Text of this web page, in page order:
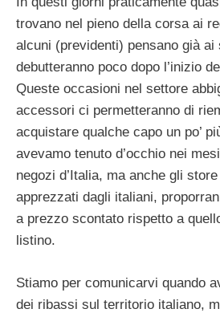
trovano nel pieno della corsa ai
alcuni (previdenti) pensano già
debutteranno poco dopo l’inizio
Queste occasioni nel settore
accessori ci permetteranno di
acquistare qualche capo un po’
avevamo tenuto d’occhio nei
negozi d’Italia, ma anche gli
apprezzati dagli italiani,
a prezzo scontato rispetto a
listino.
Stiamo per comunicarvi quando
dei ribassi sul territorio italiano,